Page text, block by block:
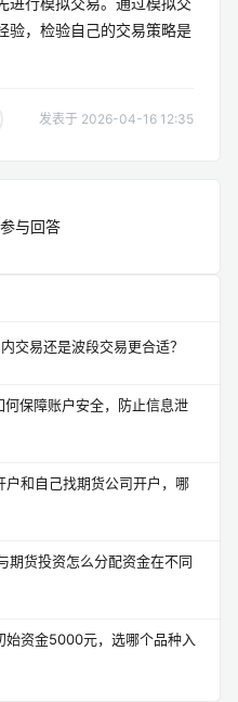
验，检验自己的交易策略是
发表于 2026-04-16 12:35
与回答
交易还是波段交易更合适？
保障账户安全，防止信息泄
和自己找期货公司开户，哪
货投资怎么分配资金在不同
资金5000元，选哪个品种入